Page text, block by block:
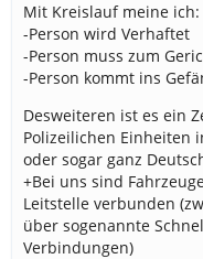
Mit Kreislauf meine ich:
-Person wird Verhaftet
-Person muss zum
-Person kommt ins
Desweiteren ist es ein
Polizeilichen Einheiten
oder sogar ganz
+Bei uns sind
Leitstelle verbunden
über sogenannte
Verbindungen)